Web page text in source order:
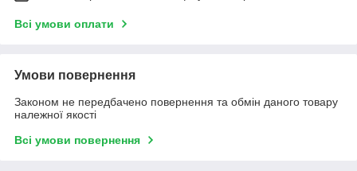
Всі умови оплати
Умови повернення
Законом не передбачено повернення та обмін даного товару
належної якості
Всі умови повернення